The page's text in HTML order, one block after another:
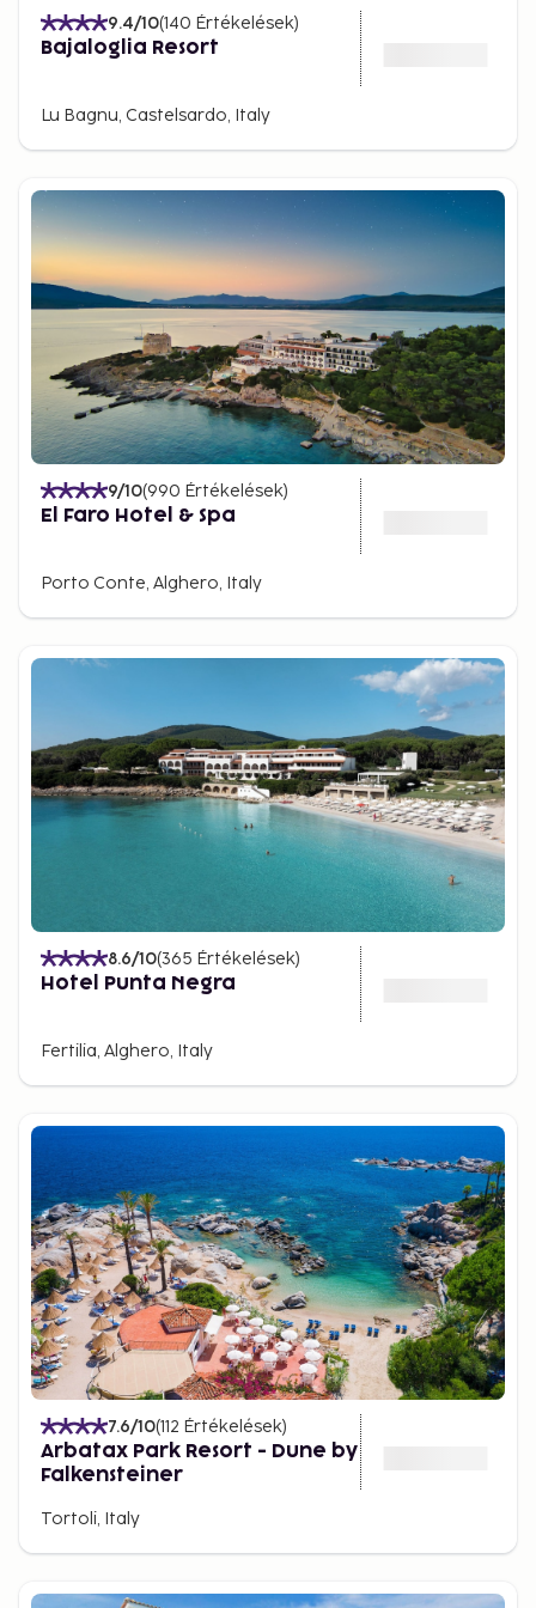
9.4/10(140 Értékelések)
Bajaloglia Resort
Lu Bagnu, Castelsardo, Italy
9/10(990 Értékelések)
El Faro Hotel & Spa
Porto Conte, Alghero, Italy
8.6/10(365 Értékelések)
Hotel Punta Negra
Fertilia, Alghero, Italy
7.6/10(112 Értékelések)
Arbatax Park Resort - Dune by
Falkensteiner
Tortoli, Italy